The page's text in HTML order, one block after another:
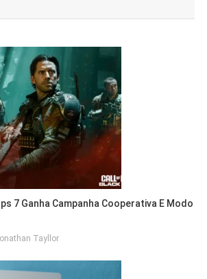
7 Ganha Campanha Cooperativa E Modo
Tayllor